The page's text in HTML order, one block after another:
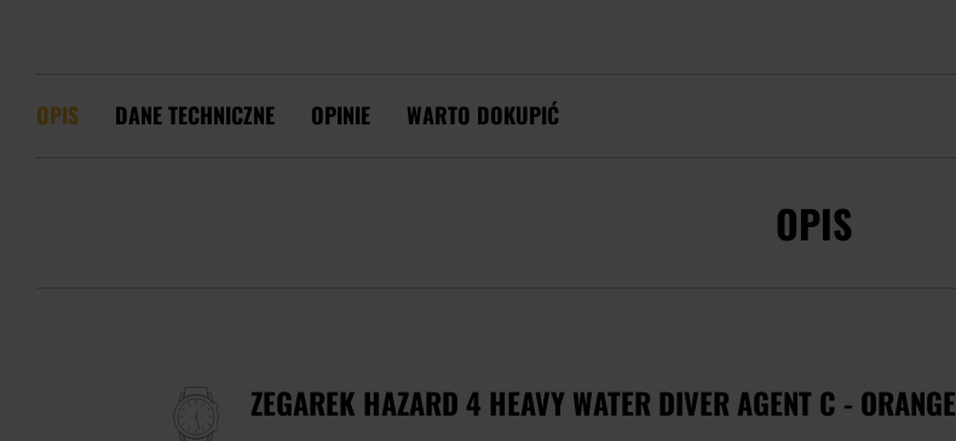
OPIS DANE TECHNICZNE OPINIE WARTO DOKUPIĆ
OPIS
ZEGAREK HAZARD 4 HEAVY WATER DIVER AGENT C - ORANGE